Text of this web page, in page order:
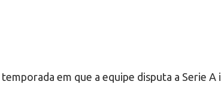
temporada em que a equipe disputa a Serie A